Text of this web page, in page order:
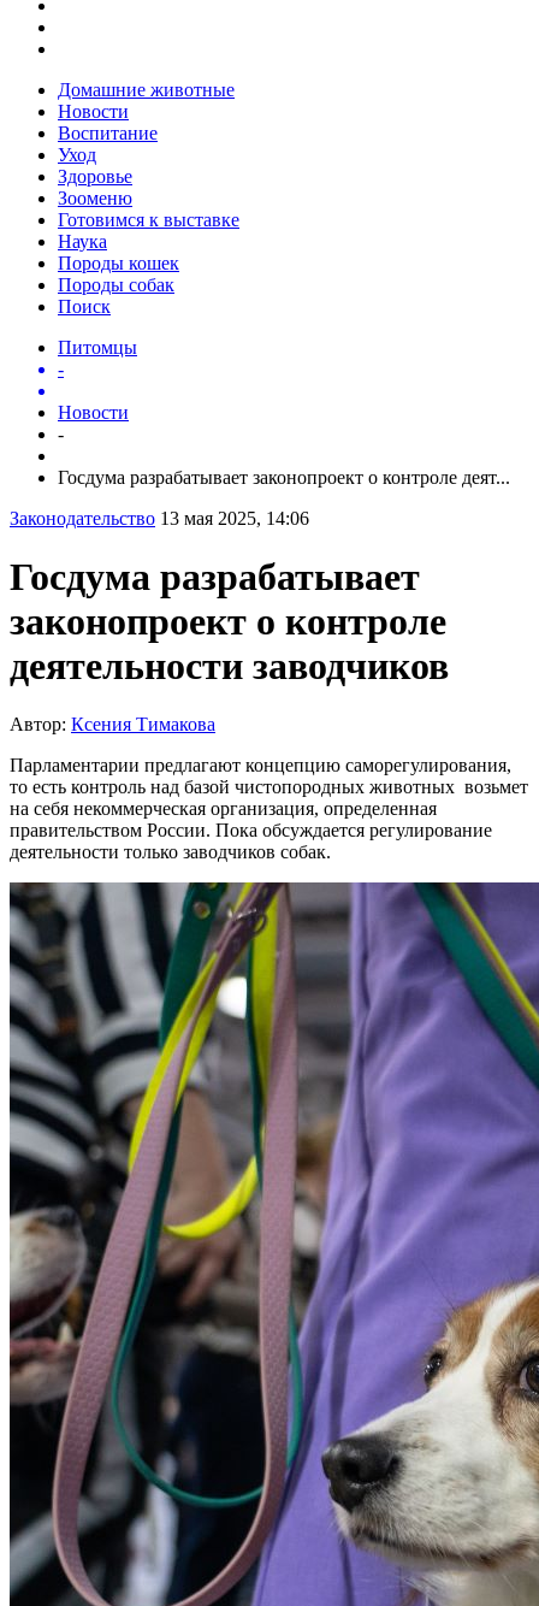
Домашние животные
Новости
Воспитание
Уход
Здоровье
Зооменю
Готовимся к выставке
Наука
Породы кошек
Породы собак
Поиск
Питомцы
-
Новости
-
Госдума разрабатывает законопроект о контроле деят...
Законодательство 13 мая 2025, 14:06
Госдума разрабатывает
законопроект о контроле
деятельности заводчиков
Автор: Ксения Тимакова
Парламентарии предлагают концепцию саморегулирования,
то есть контроль над базой чистопородных животных возьмет
на себя некоммерческая организация, определенная
правительством России. Пока обсуждается регулирование
деятельности только заводчиков собак.